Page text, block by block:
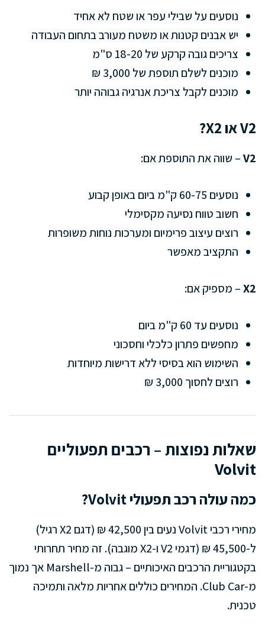
נוסעים על שבילי עפר או שטח לא אחיד
יש אבנים קטנות או משטח מעורב בתחום העבודה
צריכים גובה קרקע של 18-20 ס"מ
מוכנים לשלם תוספת של 3,000 ₪
מוכנים לקבל צריכת אנרגיה גבוהה יותר
V2 או X2?
V2– שווה את התוספת אם:
נוסעים 60-75 ק"מ ביום באופן קבוע
חשוב טווח נסיעה מקסימלי
רוצים עיצוב פרימיום ומערכות נוחות משופרות
התקציב מאפשר
X2– מספיק אם:
נוסעים עד 60 ק"מ ביום
מחפשים פתרון כלכלי וחסכוני
השימוש הוא בסיסי ללא דרישות מיוחדות
רוצים לחסוך 3,000 ₪
שאלות נפוצות – רכבים תפעוליים
Volvit
כמה עולה רכב תפעולי Volvit?
מחירי רכבי Volvit נעים בין 42,500 ₪ (דגם X2 רגיל)
ל-45,500 ₪ (דגמי V2 ו-X2 מוגבה). זה מחיר תחרותי
בקטגוריית הרכבים האיכותיים – גבוה מ-Marshell אך נמוך
מ-Club Car. המחירים כוללים אחריות מלאה ותמיכה
טכנית.